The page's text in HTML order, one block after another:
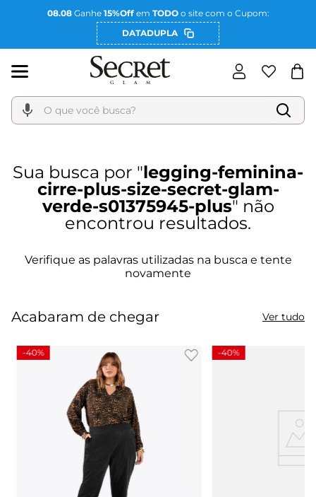
08.08Ganhe 15%Offem TODOo site com o Cupom:
DATADUPLA
O que você busca?
legging-feminina-
cirre-plus-size-secret-glam-
verde-s01375945-plus
Acabaram de chegar Ver tudo
-40% -40%